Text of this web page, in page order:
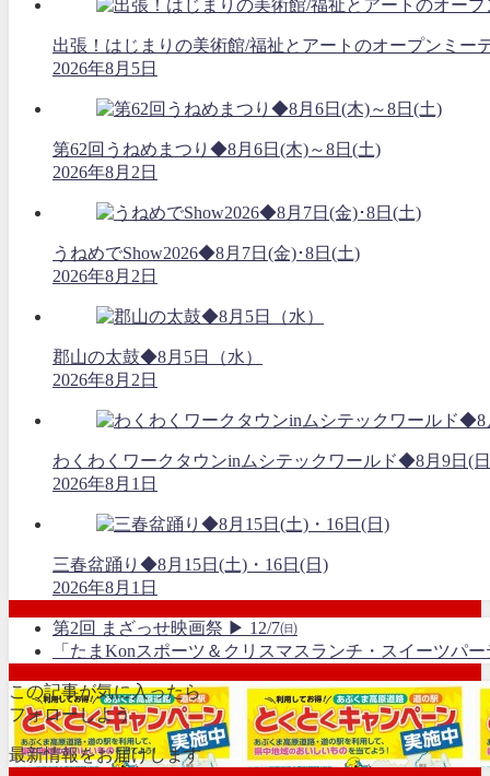
出張！はじまりの美術館/福祉とアートのオープンミー
2026年8月5日
第62回うねめまつり◆8月6日(木)～8日(土)
2026年8月2日
うねめでShow2026◆8月7日(金)･8日(土)
2026年8月2日
郡山の太鼓◆8月5日（水）
2026年8月2日
わくわくワークタウンinムシテックワールド◆8月9日(
2026年8月1日
三春盆踊り◆8月15日(土)・16日(日)
2026年8月1日
第2回 まざっせ映画祭 ▶ 12/7㈰
「たまKonスポーツ＆クリスマスランチ・スイーツパ
この記事が気に入ったら
フォローしよう
最新情報をお届けします